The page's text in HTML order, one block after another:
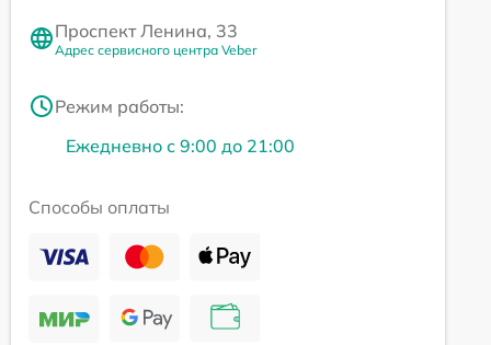
Проспект Ленина, 33
Адрес сервисного центра Veber
Режим работы:
Ежедневно с 9:00 до 21:00
Способы оплаты